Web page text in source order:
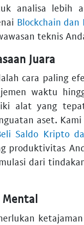
analisa lebih
Blockchain
teknis
Juara
cara paling
waktu
alat yang
aset. Kami
Saldo Kripto
produktivitas
dari